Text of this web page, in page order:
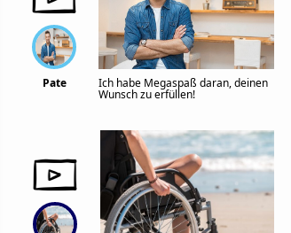
Pate Ich habe Megaspaß daran, deinen
Wunsch zu erfüllen!